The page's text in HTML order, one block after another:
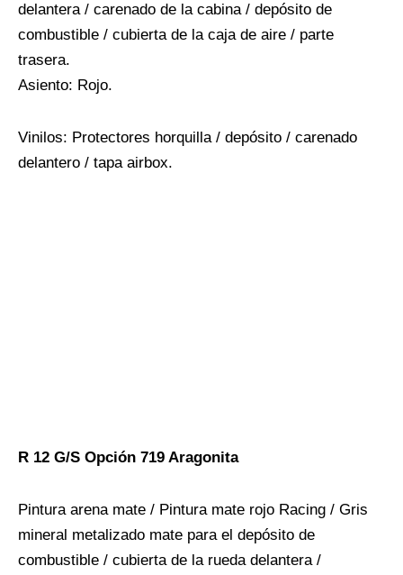
delantera / carenado de la cabina / depósito de
combustible / cubierta de la caja de aire / parte
trasera.
Asiento: Rojo.
Vinilos: Protectores horquilla / depósito / carenado
delantero / tapa airbox.
R 12 G/S Opción 719 Aragonita
Pintura arena mate / Pintura mate rojo Racing / Gris
mineral metalizado mate para el depósito de
combustible / cubierta de la rueda delantera /